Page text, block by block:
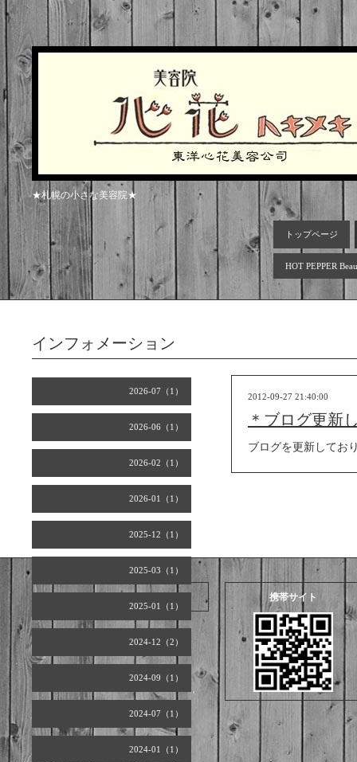
★札幌の小さな美容院★
トップページ
HOT PEPPER
2026-07（1）
2026-06（1）
2026-02（1）
2026-01（1）
2025-12（1）
2025-03（1）
2025-01（1）
2024-12（2）
2024-09（1）
2024-07（1）
2024-01（1）
インフォメーション
2012-09-27 21:40:00
＊ブログ更新
ブログを更新してお
携帯サイト